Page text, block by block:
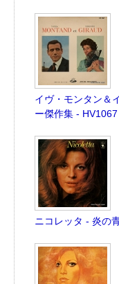
イヴ・モンタン＆
ー傑作集 - HV1067
ニコレッタ - 炎の